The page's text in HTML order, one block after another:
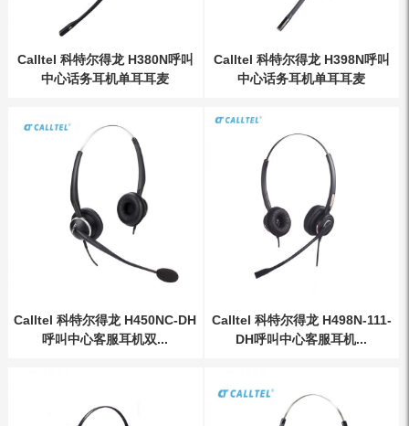
Calltel 科特尔得龙 H380N呼叫
中心话务耳机单耳耳麦
Calltel 科特尔得龙 H398N呼叫
中心话务耳机单耳耳麦
Calltel 科特尔得龙 H450NC-DH
呼叫中心客服耳机双...
Calltel 科特尔得龙 H498N-111-
DH呼叫中心客服耳机...